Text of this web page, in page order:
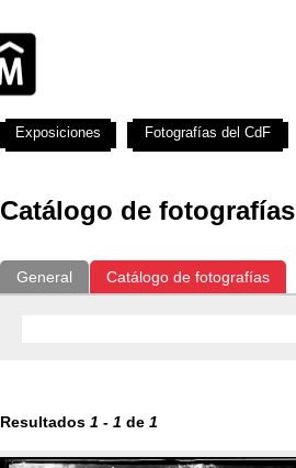
Catálogo de fotografías
General Catálogo de fotografías
Resultados 1 - 1 de 1
Exposiciones Fotografías del CdF